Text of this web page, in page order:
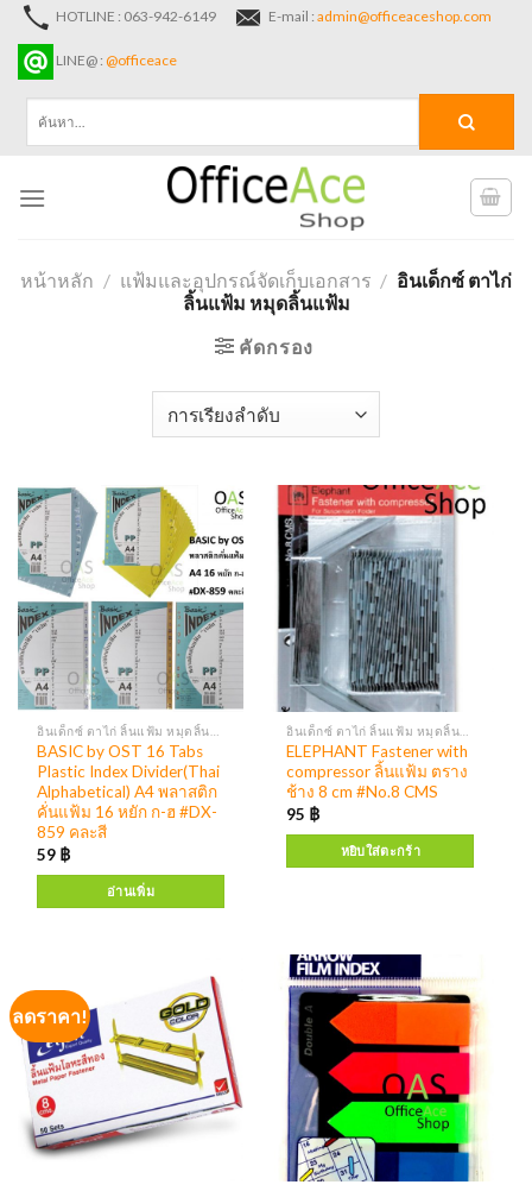
Skip
content
HOTLINE : 063-942-6149 E-mail : admin@officeaceshop.com
LINE@ : @officeace
หน้าหลัก / แฟ้มและอุปกรณ์จัดเก็บเอกสาร / อินเด็กซ์ ตาไก่
ลิ้นแฟ้ม หมุดลิ้นแฟ้ม
คัดกรอง
อินเด็กซ์ ตาไก่ ลิ้นแฟ้ม หมุดลิ้นแฟ้ม
BASIC by OST 16 Tabs
Plastic Index Divider(Thai
Alphabetical) A4 พลาสติก
คั่นแฟ้ม 16 หยัก ก-ฮ #DX-
859 คละสี
59 ฿
อ่านเพิ่ม
อินเด็กซ์ ตาไก่ ลิ้นแฟ้ม หมุดลิ้นแฟ้ม
ELEPHANT Fastener with
compressor ลิ้นแฟ้ม ตราง
ช้าง 8 cm #No.8 CMS
95 ฿
หยิบใส่ตะกร้า
ลดราคา!